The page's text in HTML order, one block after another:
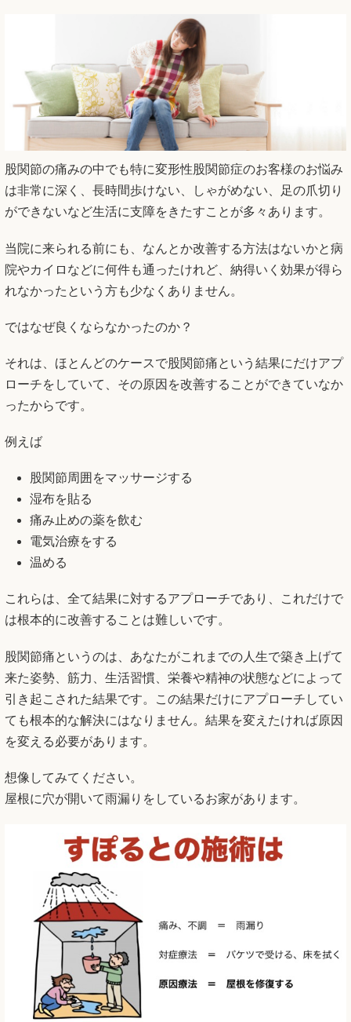
股関節の痛みの中でも特に変形性股関節症のお客様のお悩み
は非常に深く、長時間歩けない、しゃがめない、足の爪切り
ができないなど生活に支障をきたすことが多々あります。
当院に来られる前にも、なんとか改善する方法はないかと病
院やカイロなどに何件も通ったけれど、納得いく効果が得ら
れなかったという方も少なくありません。
ではなぜ良くならなかったのか？
それは、ほとんどのケースで股関節痛という結果にだけアプ
ローチをしていて、その原因を改善することができていなか
ったからです。
例えば
股関節周囲をマッサージする
湿布を貼る
痛み止めの薬を飲む
電気治療をする
温める
これらは、全て結果に対するアプローチであり、これだけで
は根本的に改善することは難しいです。
股関節痛というのは、あなたがこれまでの人生で築き上げて
来た姿勢、筋力、生活習慣、栄養や精神の状態などによって
引き起こされた結果です。この結果だけにアプローチしてい
ても根本的な解決にはなりません。結果を変えたければ原因
を変える必要があります。
想像してみてください。
屋根に穴が開いて雨漏りをしているお家があります。